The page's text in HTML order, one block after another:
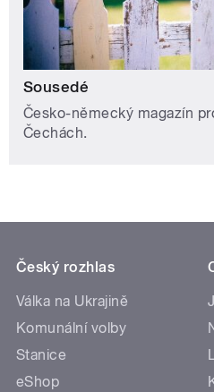
Sousedé
Česko-německý magazín
Čechách.
Český rozhlas
Válka na Ukrajině
Komunální volby
Stanice
eShop